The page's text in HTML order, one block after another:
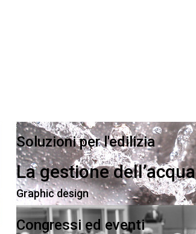
Soluzioni per l'edilizia
La gestione dell’acqua
Graphic design
Congressi ed eventi